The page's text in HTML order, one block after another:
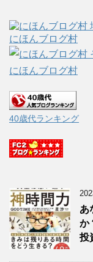
にほんブログ村
にほんブログ村
40歳代ランキング
あ
か
投